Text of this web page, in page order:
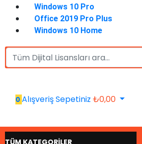
Windows 10 Pro
Office 2019 Pro Plus
Windows 10 Home
0 Alışveriş Sepetiniz ₺0,00
TÜM KATEGORİLER